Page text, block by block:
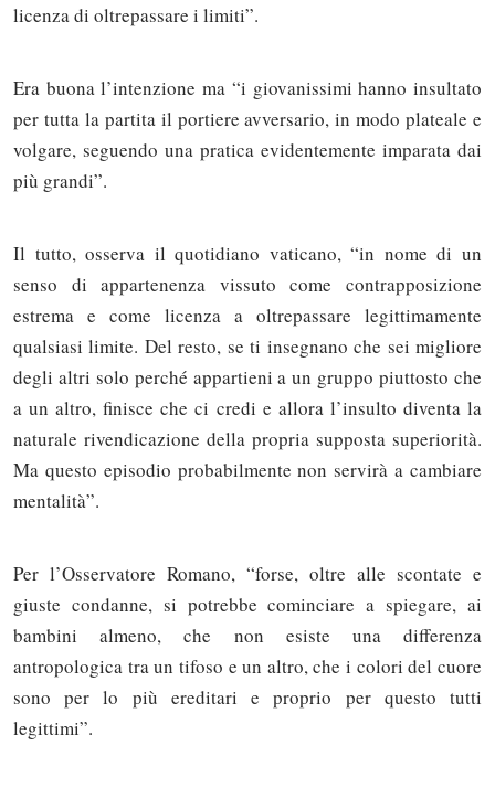
licenza di oltrepassare i limiti”.
Era buona l’intenzione ma “i giovanissimi hanno insultato
per tutta la partita il portiere avversario, in modo plateale e
volgare, seguendo una pratica evidentemente imparata dai
più grandi”.
Il tutto, osserva il quotidiano vaticano, “in nome di un
senso di appartenenza vissuto come contrapposizione
estrema e come licenza a oltrepassare legittimamente
qualsiasi limite. Del resto, se ti insegnano che sei migliore
degli altri solo perché appartieni a un gruppo piuttosto che
a un altro, finisce che ci credi e allora l’insulto diventa la
naturale rivendicazione della propria supposta superiorità.
Ma questo episodio probabilmente non servirà a cambiare
mentalità”.
Per l’Osservatore Romano, “forse, oltre alle scontate e
giuste condanne, si potrebbe cominciare a spiegare, ai
bambini almeno, che non esiste una differenza
antropologica tra un tifoso e un altro, che i colori del cuore
sono per lo più ereditari e proprio per questo tutti
legittimi”.